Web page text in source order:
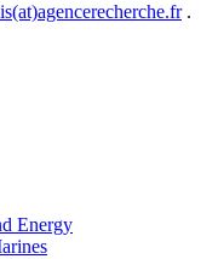
.
Energy